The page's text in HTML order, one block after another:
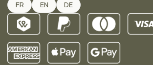
FR EN DE